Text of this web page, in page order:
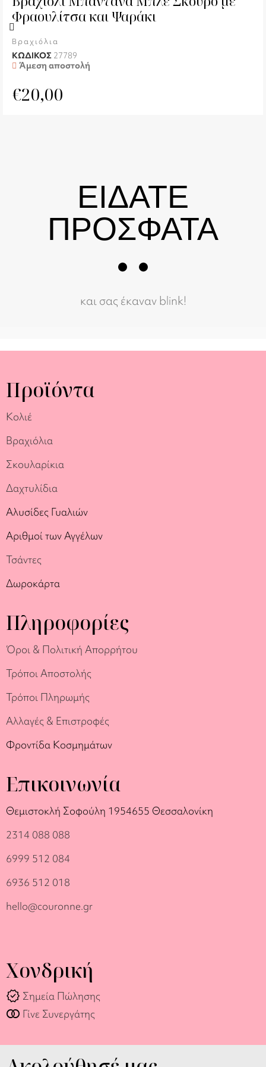
Φραουλίτσα και Ψαράκι
Βραχιόλια
ΚΩΔΙΚΟΣ 27789
Άμεση αποστολή
€20,00
ΕΙΔΑΤΕ
ΠΡΟΣΦΑΤΑ
και σας έκαναν blink!
Προϊόντα
Κολιέ
Βραχιόλια
Σκουλαρίκια
Δαχτυλίδια
Αλυσίδες Γυαλιών
Αριθμοί των Αγγέλων
Τσάντες
Δωροκάρτα
Πληροφορίες
Όροι & Πολιτική Απορρήτου
Τρόποι Αποστολής
Τρόποι Πληρωμής
Αλλαγές & Επιστροφές
Φροντίδα Κοσμημάτων
Επικοινωνία
Θεμιστοκλή Σοφούλη 1954655 Θεσσαλονίκη
2314 088 088
6999 512 084
6936 512 018
hello@couronne.gr
Χονδρική
verified Σημεία Πώλησης
join_full Γίνε Συνεργάτης